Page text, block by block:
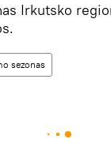
Irkutsko
sezonas